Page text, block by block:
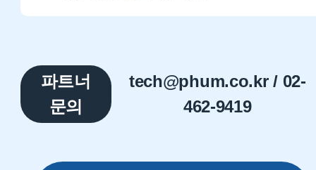
파트너
문의
tech@phum.co.kr / 02-
462-9419